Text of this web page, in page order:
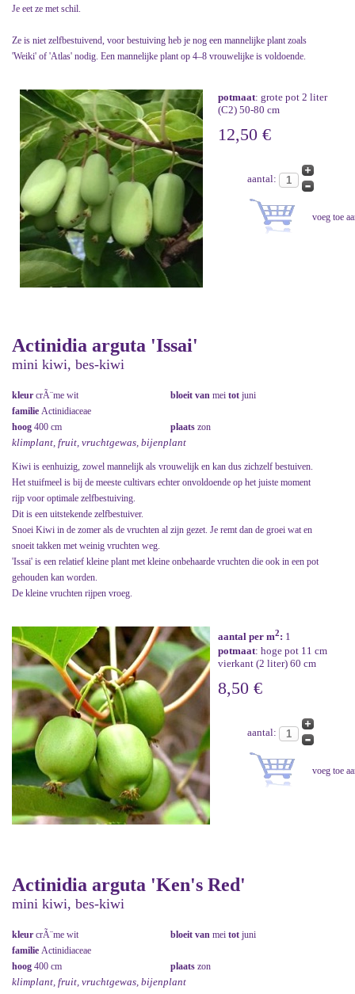
Je eet ze met schil.
Ze is niet zelfbestuivend, voor bestuiving heb je nog een mannelijke plant zoals
'Weiki' of 'Atlas' nodig. Een mannelijke plant op 4–8 vrouwelijke is voldoende.
potmaat: grote pot 2 liter
(C2) 50-80 cm
12,50 €
aantal:
Actinidia arguta 'Issai'
mini kiwi, bes-kiwi
kleur crÃ¨me wit bloeit van mei tot juni
familie Actinidiaceae
hoog 400 cm plaats zon
klimplant, fruit, vruchtgewas, bijenplant
Kiwi is eenhuizig, zowel mannelijk als vrouwelijk en kan dus zichzelf bestuiven.
Het stuifmeel is bij de meeste cultivars echter onvoldoende op het juiste moment
rijp voor optimale zelfbestuiving.
Dit is een uitstekende zelfbestuiver.
Snoei Kiwi in de zomer als de vruchten al zijn gezet. Je remt dan de groei wat en
snoeit takken met weinig vruchten weg.
'Issai' is een relatief kleine plant met kleine onbehaarde vruchten die ook in een pot
gehouden kan worden.
De kleine vruchten rijpen vroeg.
aantal per m2: 1
potmaat: hoge pot 11 cm
vierkant (2 liter) 60 cm
8,50 €
aantal:
Actinidia arguta 'Ken's Red'
mini kiwi, bes-kiwi
kleur crÃ¨me wit bloeit van mei tot juni
familie Actinidiaceae
hoog 400 cm plaats zon
klimplant, fruit, vruchtgewas, bijenplant